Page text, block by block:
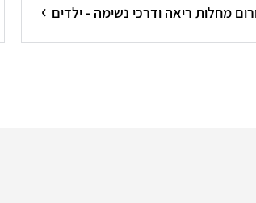
מחלות ריאה ודרכי נשימה - ילדים